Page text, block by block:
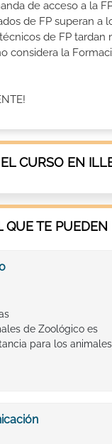
de acceso a la
de FP superan a
de FP
considera la
CURSO EN
TE PUEDEN
de Zoológico es
para los